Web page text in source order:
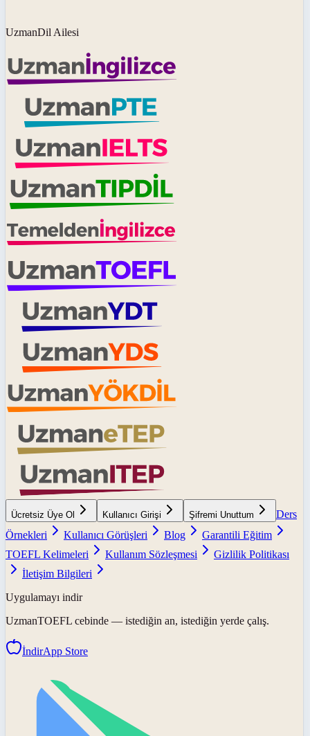
UzmanDil Ailesi
Ücretsiz Üye Ol Kullanıcı Girişi Şifremi Unuttum
Ders
Örnekleri
Kullanıcı Görüşleri Blog
Garantili Eğitim
TOEFL Kelimeleri
Kullanım Sözleşmesi
Gizlilik Politikası
İletişim Bilgileri
Uygulamayı indir
UzmanTOEFL cebinde — istediğin an, istediğin yerde çalış.
İndirApp Store